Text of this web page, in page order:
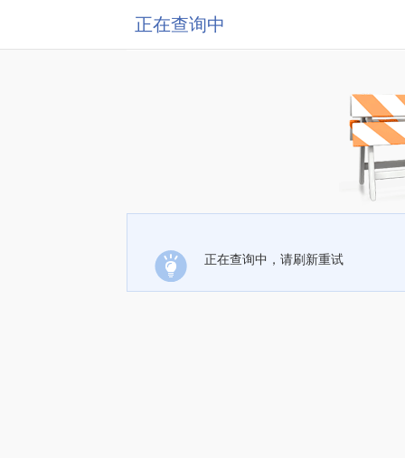
正在查询中
正在查询中，请刷新重试